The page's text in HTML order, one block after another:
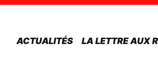
ACTUALITÉS LA LETTRE AUX